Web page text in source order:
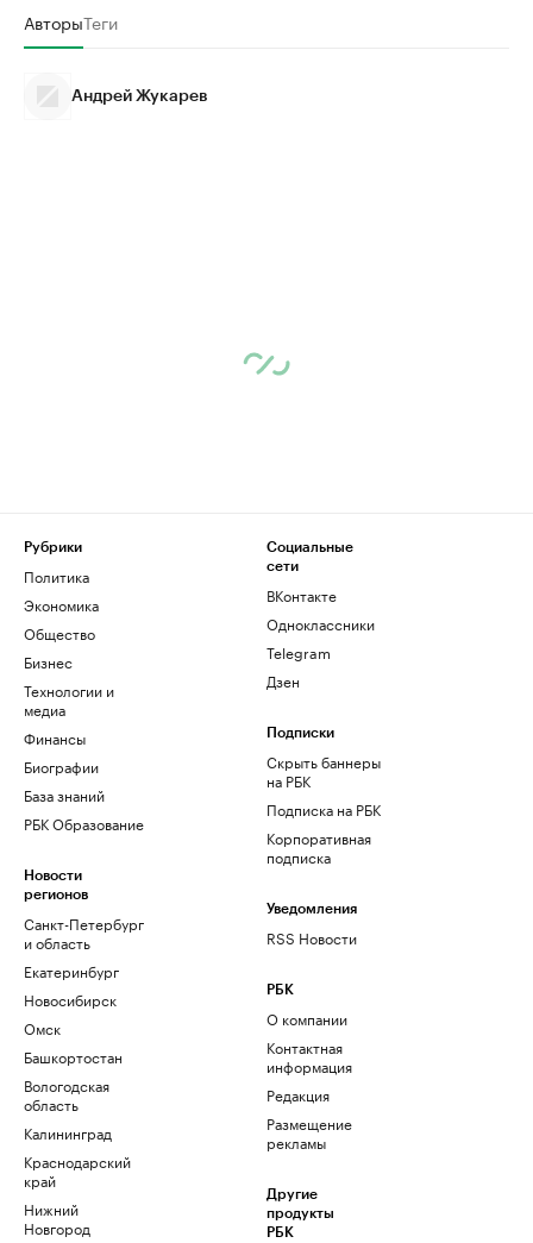
АвторыТеги
Андрей Жукарев
Рубрики
Политика
Экономика
Общество
Бизнес
Технологии и
медиа
Финансы
Биографии
База знаний
РБК Образование
Новости
регионов
Санкт-Петербург
и область
Екатеринбург
Новосибирск
Омск
Башкортостан
Вологодская
область
Калининград
Краснодарский
край
Нижний
Новгород
Социальные
сети
ВКонтакте
Одноклассники
Telegram
Дзен
Подписки
Скрыть баннеры
на РБК
Подписка на РБК
Корпоративная
подписка
Уведомления
RSS Новости
РБК
О компании
Контактная
информация
Редакция
Размещение
рекламы
Другие
продукты
РБК